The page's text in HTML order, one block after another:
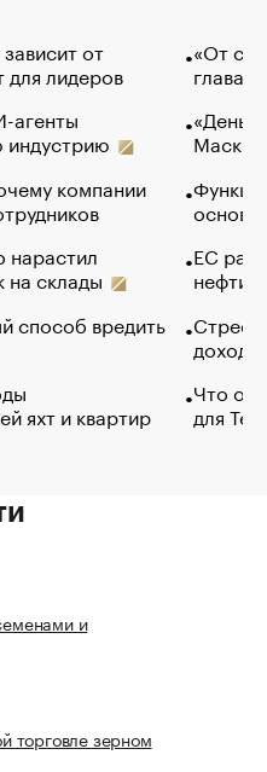
от
для лидеров
агенты
компании
нарастил
на склады
способ вредить
яхт и квартир
«От
глава
Маск в
основ
ЕС
нефти
Что
для
и
торговле зерном